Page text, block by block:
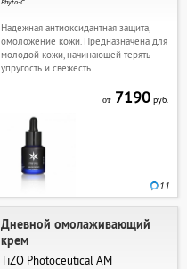
Phyto-C
Надежная антиоксидантная защита,
омоложение кожи. Предназначена для
молодой кожи, начинающей терять
упругость и свежесть.
от7190руб.
11
Дневной омолаживающий
крем
TiZO Photoceutical AM